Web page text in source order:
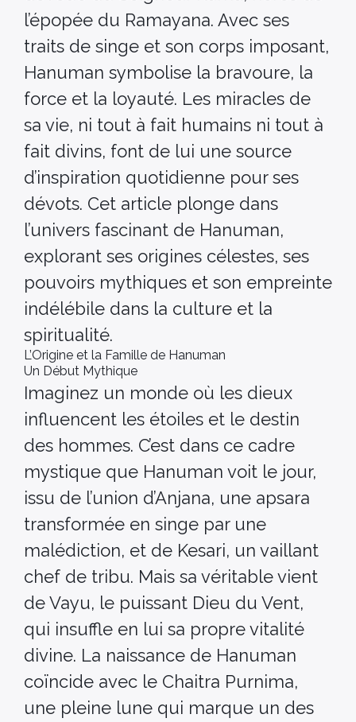
l’épopée du Ramayana. Avec ses
traits de singe et son corps imposant,
Hanuman symbolise la bravoure, la
force et la loyauté. Les miracles de
sa vie, ni tout à fait humains ni tout à
fait divins, font de lui une source
d’inspiration quotidienne pour ses
dévots. Cet article plonge dans
l’univers fascinant de Hanuman,
explorant ses origines célestes, ses
pouvoirs mythiques et son empreinte
indélébile dans la culture et la
spiritualité.
L’Origine et la Famille de Hanuman
Un Début Mythique
Imaginez un monde où les dieux
influencent les étoiles et le destin
des hommes. C’est dans ce cadre
mystique que Hanuman voit le jour,
issu de l’union d’Anjana, une apsara
transformée en singe par une
malédiction, et de Kesari, un vaillant
chef de tribu. Mais sa véritable vient
de Vayu, le puissant Dieu du Vent,
qui insuffle en lui sa propre vitalité
divine. La naissance de Hanuman
coïncide avec le Chaitra Purnima,
une pleine lune qui marque un des